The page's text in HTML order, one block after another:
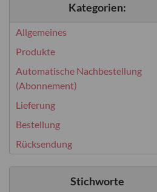
Kategorien:
Allgemeines
Produkte
Automatische Nachbestellung
(Abonnement)
Lieferung
Bestellung
Rücksendung
Stichworte